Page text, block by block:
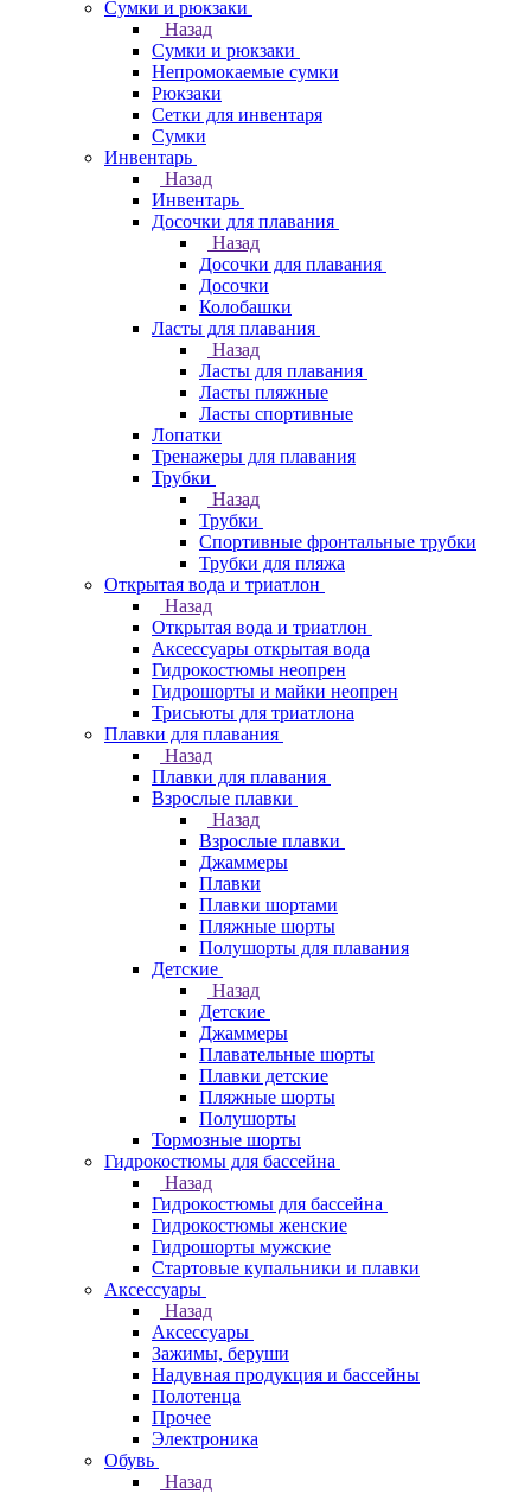
Сумки и рюкзаки
Назад
Сумки и рюкзаки
Непромокаемые сумки
Рюкзаки
Сетки для инвентаря
Сумки
Инвентарь
Назад
Инвентарь
Досочки для плавания
Назад
Досочки для плавания
Досочки
Колобашки
Ласты для плавания
Назад
Ласты для плавания
Ласты пляжные
Ласты спортивные
Лопатки
Тренажеры для плавания
Трубки
Назад
Трубки
Спортивные фронтальные трубки
Трубки для пляжа
Открытая вода и триатлон
Назад
Открытая вода и триатлон
Аксессуары открытая вода
Гидрокостюмы неопрен
Гидрошорты и майки неопрен
Трисьюты для триатлона
Плавки для плавания
Назад
Плавки для плавания
Взрослые плавки
Назад
Взрослые плавки
Джаммеры
Плавки
Плавки шортами
Пляжные шорты
Полушорты для плавания
Детские
Назад
Детские
Джаммеры
Плавательные шорты
Плавки детские
Пляжные шорты
Полушорты
Тормозные шорты
Гидрокостюмы для бассейна
Назад
Гидрокостюмы для бассейна
Гидрокостюмы женские
Гидрошорты мужские
Стартовые купальники и плавки
Аксессуары
Назад
Аксессуары
Зажимы, беруши
Надувная продукция и бассейны
Полотенца
Прочее
Электроника
Обувь
Назад